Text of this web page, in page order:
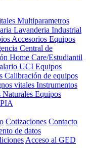
Multiparametros
Lavanderia Industrial
Accesorios Equipos
Central de
Home Care/Estudiantil
UCI Equipos
Calibración de equipos
vitales Instrumentos
Naturales Equipos
Cotizaciones Contacto
de datos
Acceso al GED